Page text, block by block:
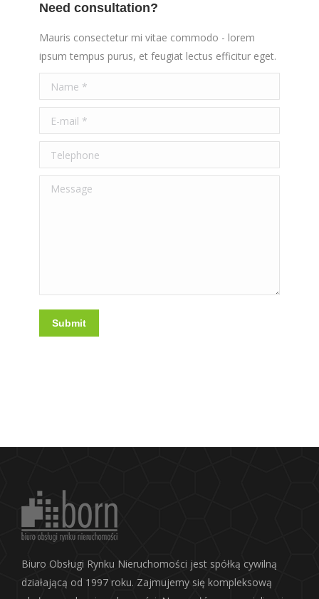
Need consultation?
Mauris consectetur mi vitae commodo - lorem
ipsum tempus purus, et feugiat lectus efficitur eget.
Name *
E-mail *
Telephone
Message
Submit
Biuro Obsługi Rynku Nieruchomości jest spółką cywilną
działającą od 1997 roku. Zajmujemy się kompleksową